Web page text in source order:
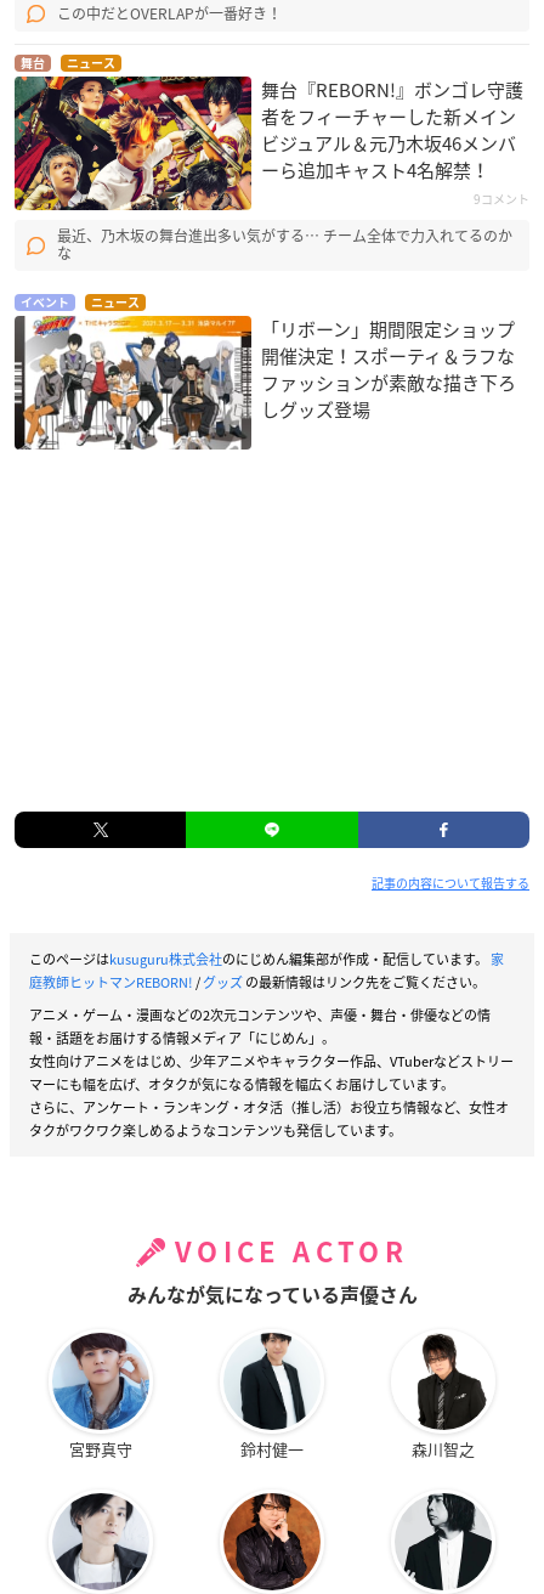
この中だとOVERLAPが一番好き！
舞台 ニュース
舞台『REBORN!』ボンゴレ守護
者をフィーチャーした新メイン
ビジュアル＆元乃木坂46メンバ
ーら追加キャスト4名解禁！
9コメント
最近、乃木坂の舞台進出多い気がする… チーム全体で力入れてるのか
な
イベント ニュース
「リボーン」期間限定ショップ
開催決定！スポーティ＆ラフな
ファッションが素敵な描き下ろ
しグッズ登場
記事の内容について報告する
このページはkusuguru株式会社のにじめん編集部が作成・配信しています。 家
庭教師ヒットマンREBORN!/グッズの最新情報はリンク先をご覧ください。
アニメ・ゲーム・漫画などの2次元コンテンツや、声優・舞台・俳優などの情
報・話題をお届けする情報メディア「にじめん」。
女性向けアニメをはじめ、少年アニメやキャラクター作品、VTuberなどストリー
マーにも幅を広げ、オタクが気になる情報を幅広くお届けしています。
さらに、アンケート・ランキング・オタ活（推し活）お役立ち情報など、女性オ
タクがワクワク楽しめるようなコンテンツも発信しています。
VOICE ACTOR
みんなが気になっている声優さん
宮野真守 鈴村健一 森川智之